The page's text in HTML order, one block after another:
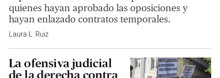
quienes hayan aprobado las oposiciones y
hayan enlazado contratos temporales.
Laura L. Ruiz
La ofensiva judicial
de la derecha contra